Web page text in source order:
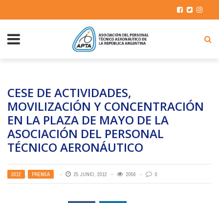
CESE DE ACTIVIDADES,
MOVILIZACIÓN Y CONCENTRACIÓN
EN LA PLAZA DE MAYO DE LA
ASOCIACIÓN DEL PERSONAL
TÉCNICO AERONÁUTICO
2012 , PRENSA 25 JUNIO, 2012 2056 0